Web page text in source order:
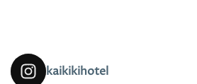
kaikikihotel